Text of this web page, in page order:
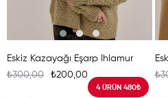
Eskiz Kazayağı Eşarp Ihlamur
₺200,00
₺300,00
4 ÜRÜN 480₺